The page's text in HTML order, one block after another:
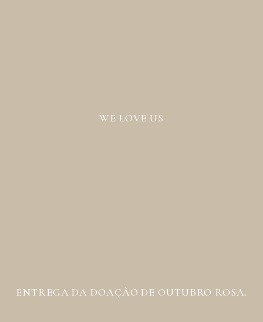
WE LOVE US
ENTREGA DA DOAÇÃO DE OUTUBRO ROSA.